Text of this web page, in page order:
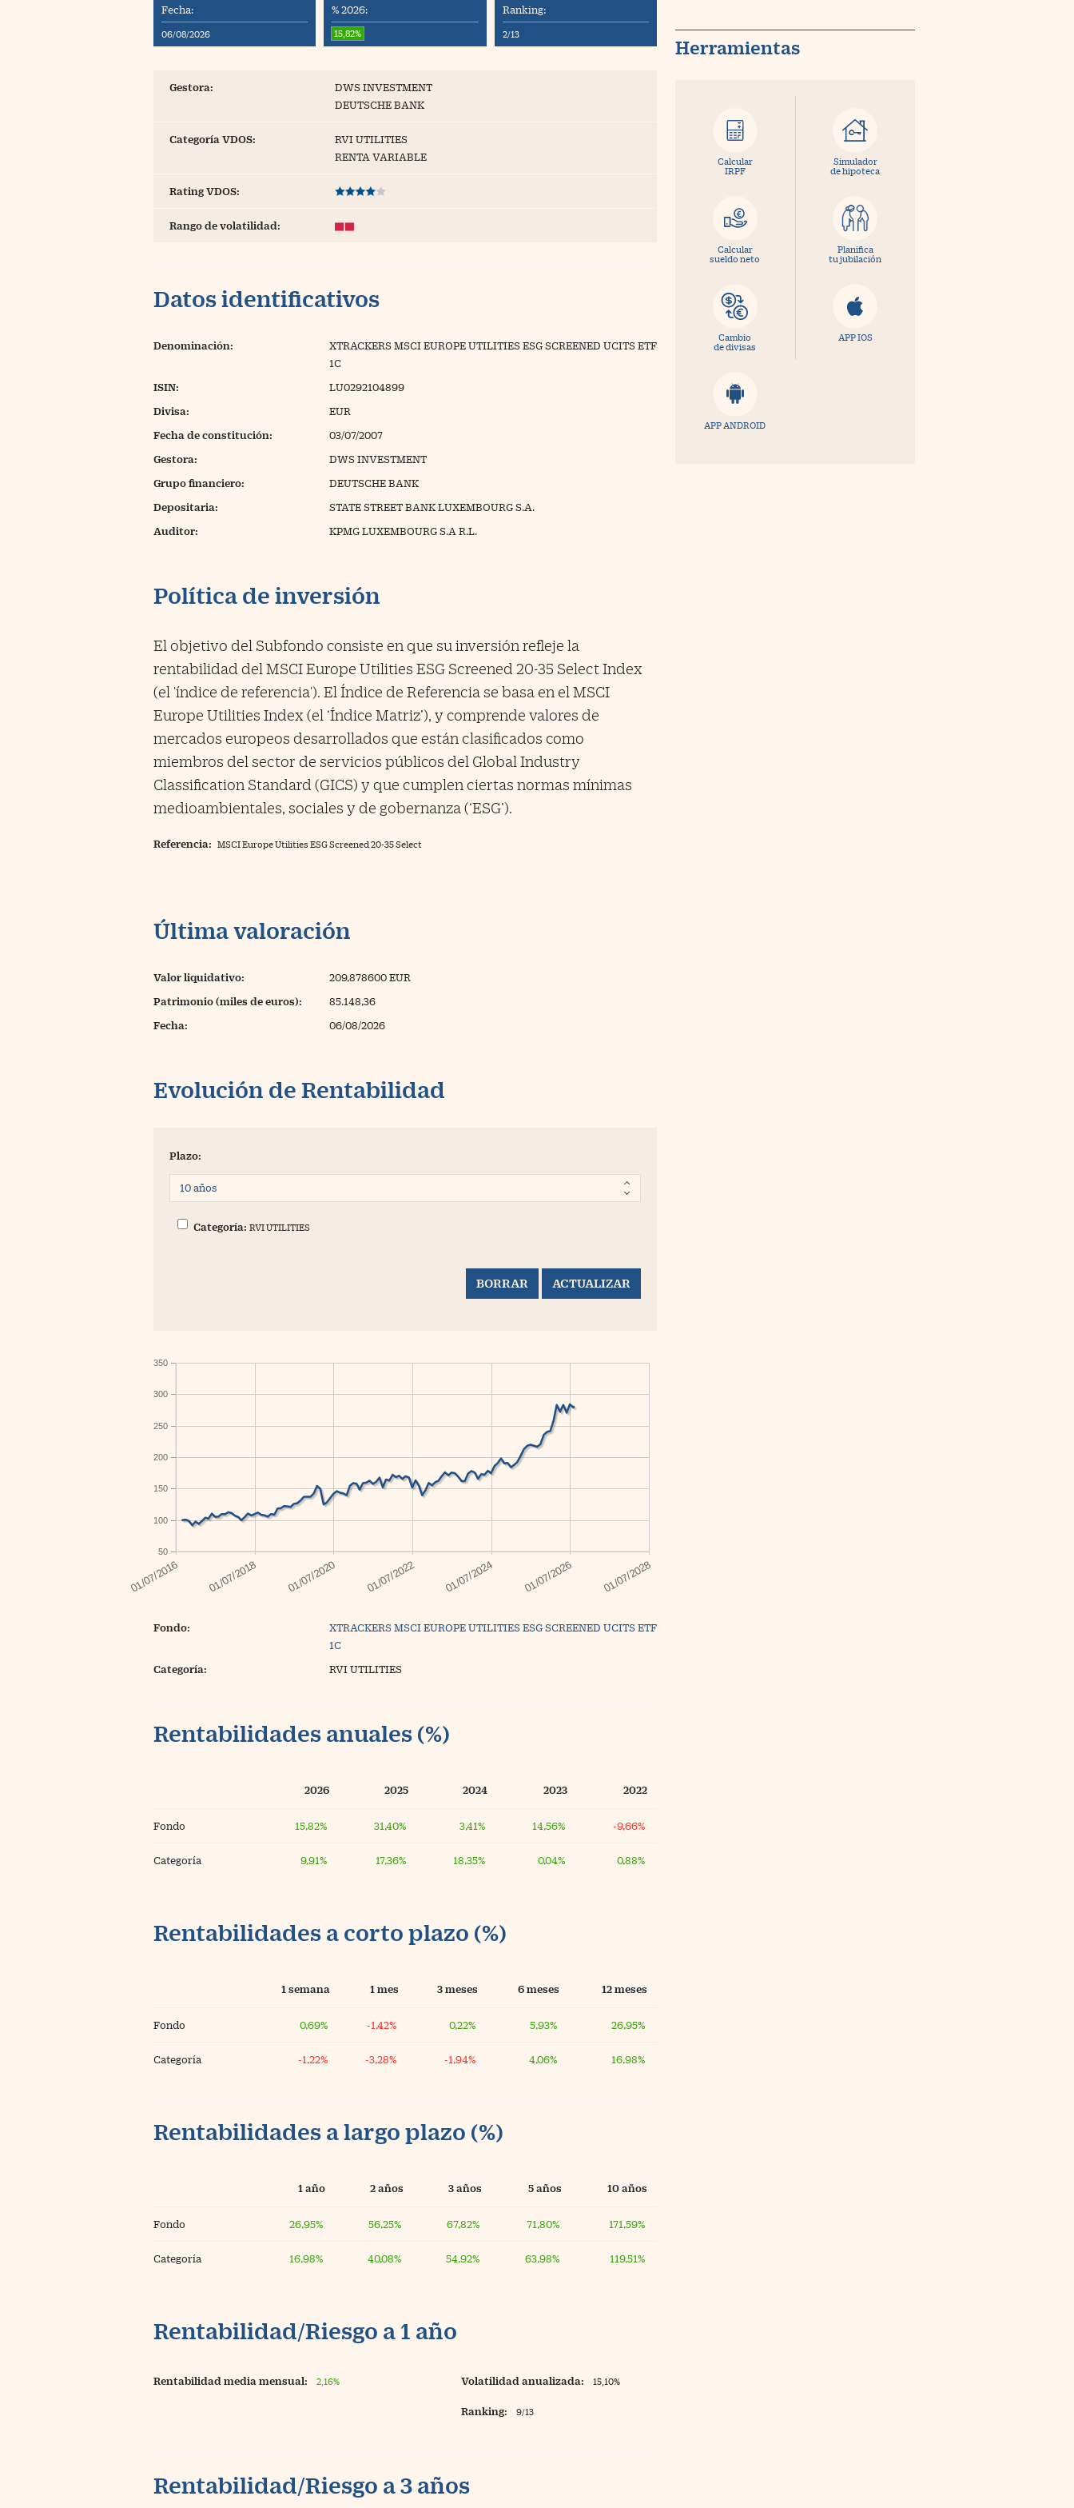
Blogs
Extras
Fecha:
06/08/2026
% 2026:
15,82%
Ranking:
2/13
Gestora:
DWS INVESTMENT
DEUTSCHE BANK
Categoría VDOS:
RVI UTILITIES
RENTA VARIABLE
Rating VDOS:
Rango de volatilidad:
Datos identificativos
Denominación:
XTRACKERS MSCI EUROPE UTILITIES ESG SCREENED UCITS ETF
1C
ISIN: LU0292104899
Divisa: EUR
Fecha de constitución: 03/07/2007
Gestora: DWS INVESTMENT
Grupo financiero: DEUTSCHE BANK
Depositaria: STATE STREET BANK LUXEMBOURG S.A.
Auditor: KPMG LUXEMBOURG S.A R.L.
Política de inversión
El objetivo del Subfondo consiste en que su inversión refleje la
rentabilidad del MSCI Europe Utilities ESG Screened 20-35 Select Index
(el 'índice de referencia'). El Índice de Referencia se basa en el MSCI
Europe Utilities Index (el ‘Índice Matriz’), y comprende valores de
mercados europeos desarrollados que están clasificados como
miembros del sector de servicios públicos del Global Industry
Classification Standard (GICS) y que cumplen ciertas normas mínimas
medioambientales, sociales y de gobernanza (‘ESG’).
Referencia: MSCI Europe Utilities ESG Screened 20-35 Select
Última valoración
Valor liquidativo: 209,878600 EUR
Patrimonio (miles de euros): 85.148,36
Fecha: 06/08/2026
Evolución de Rentabilidad
Plazo:
Categoría: RVI UTILITIES
50
100
150
200
250
300
350
Fondo:
XTRACKERS MSCI EUROPE UTILITIES ESG SCREENED UCITS ETF
1C
Categoría: RVI UTILITIES
Rentabilidades anuales (%)
2026 2025 2024 2023 2022
Fondo 15,82% 31,40% 3,41% 14,56% -9,66%
Categoría 9,91% 17,36% 18,35% 0,04% 0,88%
Rentabilidades a corto plazo (%)
1 semana 1 mes 3 meses 6 meses 12 meses
Fondo 0,69% -1,42% 0,22% 5,93% 26,95%
Categoría -1,22% -3,28% -1,94% 4,06% 16,98%
Rentabilidades a largo plazo (%)
1 año 2 años 3 años 5 años 10 años
Fondo 26,95% 56,25% 67,82% 71,80% 171,59%
Categoría 16,98% 40,08% 54,92% 63,98% 119,51%
Rentabilidad/Riesgo a 1 año
Rentabilidad media mensual: 2,16% Volatilidad anualizada: 15,10%
Ranking: 9/13
Rentabilidad/Riesgo a 3 años
Herramientas
Calcular
IRPF
Simulador
de hipoteca
Calcular
sueldo neto
Planifica
tu jubilación
Cambio
de divisas
APP IOS
APP ANDROID